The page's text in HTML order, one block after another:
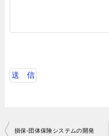
投
損保-団体保険システムの開発